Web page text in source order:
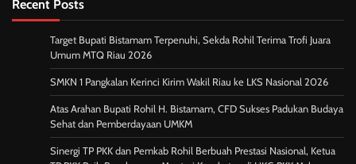
Recent Posts
Target Bupati Bistamam Terpenuhi, Sekda Rohil Terima Trofi Juara
Umum MTQ Riau 2026
SMKN 1 Pangkalan Kerinci Kirim Wakil Riau ke LKS Nasional 2026
Atas Arahan Bupati Rohil H. Bistamam, CFD Sukses Padukan Budaya
Sehat dan Pemberdayaan UMKM
Sinergi TP PKK dan Pemkab Rohil Berbuah Prestasi Nasional, Ketua